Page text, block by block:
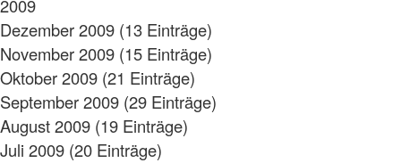
2009
Dezember 2009 (13 Einträge)
November 2009 (15 Einträge)
Oktober 2009 (21 Einträge)
September 2009 (29 Einträge)
August 2009 (19 Einträge)
Juli 2009 (20 Einträge)